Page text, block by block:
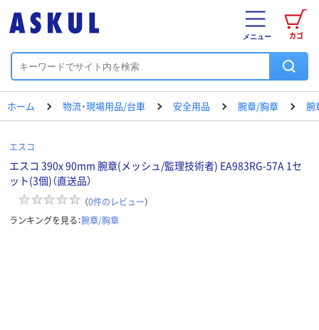
カゴ
メニュー
ホーム 物流・現場用品/台車 安全用品 腕章/胸章 腕
エスコ
エスコ 390x 90mm 腕章(メッシュ/監理技術者) EA983RG-57A 1セ
ット(3個)（直送品）
（0件のレビュー）
ランキングを見る：腕章/胸章